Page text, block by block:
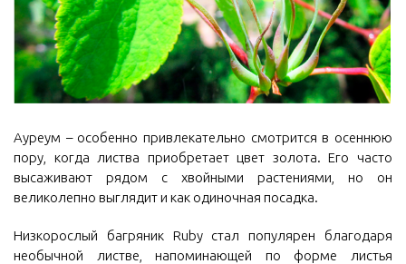
Ауреум – особенно привлекательно смотрится в осеннюю
пору, когда листва приобретает цвет золота. Его часто
высаживают рядом с хвойными растениями, но он
великолепно выглядит и как одиночная посадка.
Низкорослый багряник Ruby стал популярен благодаря
необычной листве, напоминающей по форме листья